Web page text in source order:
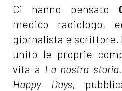
Ci hanno pensato
medico radiologo,
giornalista e scrittore.
unito le proprie
vita a La nostra
Happy Days,